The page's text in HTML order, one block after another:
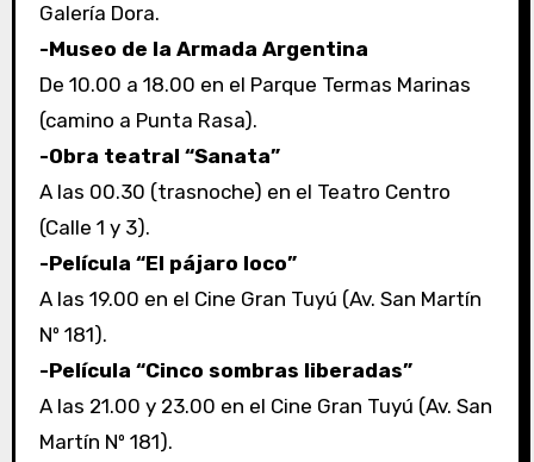
Galería Dora.
-Museo de la Armada Argentina
De 10.00 a 18.00 en el Parque Termas Marinas
(camino a Punta Rasa).
-Obra teatral “Sanata”
A las 00.30 (trasnoche) en el Teatro Centro
(Calle 1 y 3).
-Película “El pájaro loco”
A las 19.00 en el Cine Gran Tuyú (Av. San Martín
Nº 181).
-Película “Cinco sombras liberadas”
A las 21.00 y 23.00 en el Cine Gran Tuyú (Av. San
Martín Nº 181).